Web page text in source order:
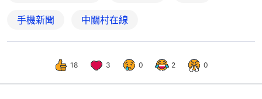
手機新聞 中關村在線
18 3 0 2 0